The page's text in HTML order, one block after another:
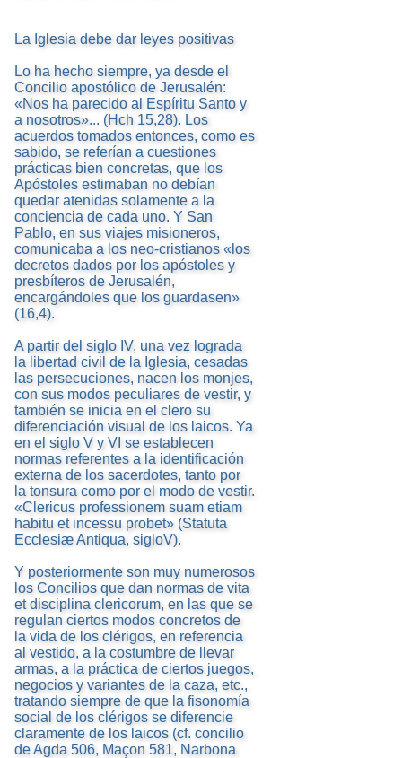
La Iglesia debe dar leyes positivas
Lo ha hecho siempre, ya desde el
Concilio apostólico de Jerusalén:
«Nos ha parecido al Espíritu Santo y
a nosotros»... (Hch 15,28). Los
acuerdos tomados entonces, como es
sabido, se referían a cuestiones
prácticas bien concretas, que los
Apóstoles estimaban no debían
quedar atenidas solamente a la
conciencia de cada uno. Y San
Pablo, en sus viajes misioneros,
comunicaba a los neo-cristianos «los
decretos dados por los apóstoles y
presbíteros de Jerusalén,
encargándoles que los guardasen»
(16,4).
A partir del siglo IV, una vez lograda
la libertad civil de la Iglesia, cesadas
las persecuciones, nacen los monjes,
con sus modos peculiares de vestir, y
también se inicia en el clero su
diferenciación visual de los laicos. Ya
en el siglo V y VI se establecen
normas referentes a la identificación
externa de los sacerdotes, tanto por
la tonsura como por el modo de vestir.
«Clericus professionem suam etiam
habitu et incessu probet» (Statuta
Ecclesiæ Antiqua, sigloV).
Y posteriormente son muy numerosos
los Concilios que dan normas de vita
et disciplina clericorum, en las que se
regulan ciertos modos concretos de
la vida de los clérigos, en referencia
al vestido, a la costumbre de llevar
armas, a la práctica de ciertos juegos,
negocios y variantes de la caza, etc.,
tratando siempre de que la fisonomía
social de los clérigos se diferencie
claramente de los laicos (cf. concilio
de Agda 506, Maçon 581, Narbona